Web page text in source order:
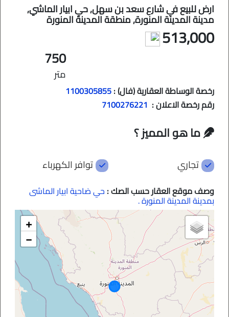
ارض للبيع في شارع سعد بن سهل, حي ابيار الماشي,
مدينة المدينة المنورة, منطقة المدينة المنورة
513,000
750
متر
رخصة الوساطة العقارية (فال) :1100305855
رقم رخصة الاعلان : 7100276221
ما هو المميز ؟
تجاري توافر الكهرباء
وصف موقع العقار حسب الصك : حي ضاحية ابيار الماشى
بمدينة المدينة المنورة .
+
−